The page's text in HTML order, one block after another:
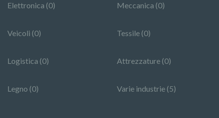
Elettronica (0) Meccanica (0)
Veicoli (0) Tessile (0)
Logistica (0) Attrezzature (0)
Legno (0) Varie industrie (5)